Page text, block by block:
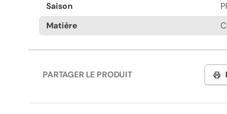
Saison
Matière
PARTAGER LE PRODUIT